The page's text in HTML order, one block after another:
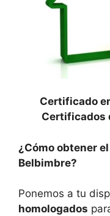
Certificado
Certificados
¿Cómo obtener
Belbimbre?
Ponemos a tu
homologados